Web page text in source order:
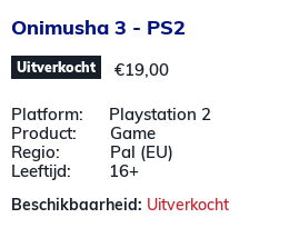
Onimusha 3 - PS2
Uitverkocht Huidige prijs
€19,00
Platform: Playstation 2
Product: Game
Regio: Pal (EU)
Leeftijd: 16+
Beschikbaarheid: Uitverkocht